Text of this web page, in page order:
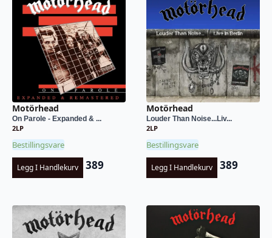
Motörhead
On Parole - Expanded & ...
2LP
Bestillingsvare
Legg I Handlekurv 389
Motörhead
Louder Than Noise...Liv...
2LP
Bestillingsvare
Legg I Handlekurv 389